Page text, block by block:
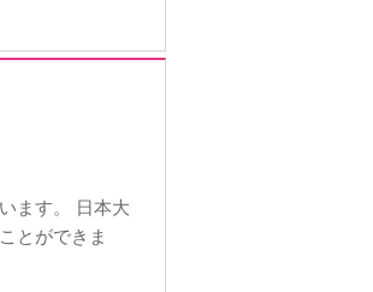
ます。 日本大
とができま